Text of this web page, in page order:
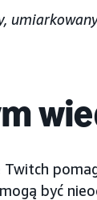
być